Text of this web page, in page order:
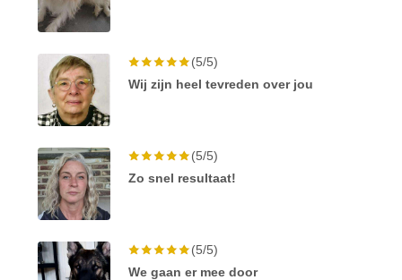
(5/5)
Wij zijn heel tevreden over jou
(5/5)
Zo snel resultaat!
(5/5)
We gaan er mee door